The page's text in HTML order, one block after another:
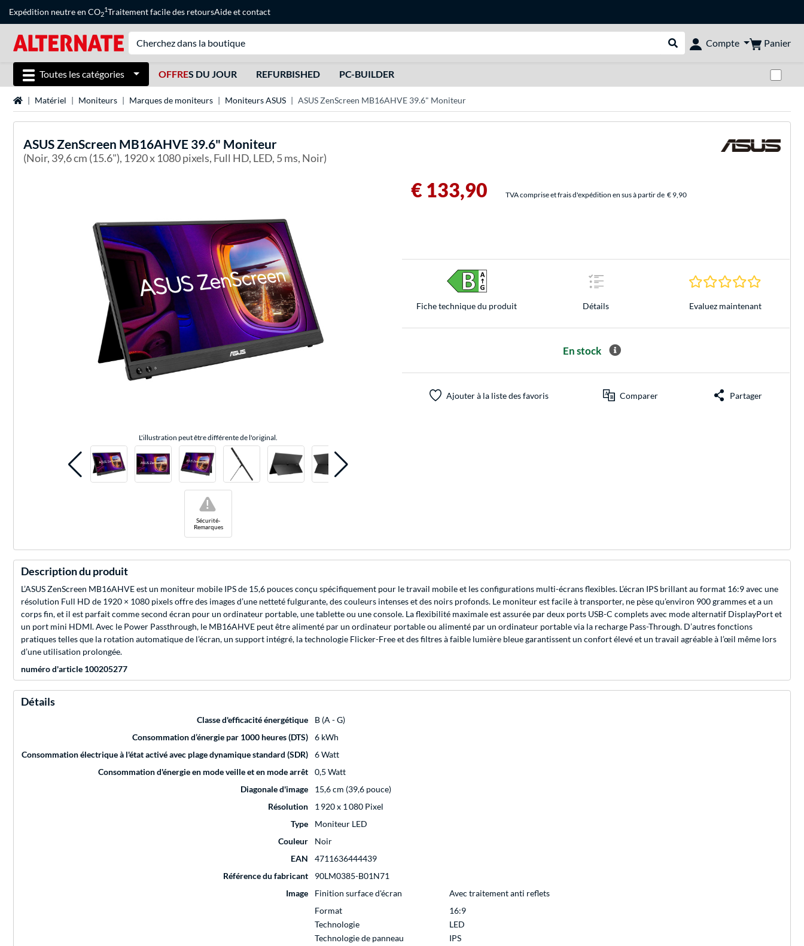
Expédition neutre en CO2
1Traitement facile des retoursAideetcontact
Rechercher dans le shop
Compte Panier
Toutes les catégories OFFRES DU JOUR REFURBISHED PC-BUILDER
Page d'accueil
Matériel Moniteurs Marques de moniteurs Moniteurs ASUS ASUS ZenScreen MB16AHVE 39.6" Moniteur
ASUSZenScreen MB16AHVE 39.6" Moniteur
(Noir, 39,6 cm (15.6"), 1920 x 1080 pixels, Full HD, LED, 5 ms, Noir)
L'illustration peut être différente de l'original.
Sécurité-
Remarques
!
€ 133,90 TVA comprise et frais d'expédition en sus à partir de € 9,90
Fiche technique du produit Détails
0.0 Étoiles
Evaluez maintenant
En stock
Ajouter à la liste des favoris Comparer Partager
Description du produit
L’ASUS ZenScreen MB16AHVE est un moniteur mobile IPS de 15,6 pouces conçu spécifiquement pour le travail mobile et les configurations multi-écrans flexibles. L’écran IPS brillant au format 16:9 avec une
résolution Full HD de 1920 × 1080 pixels offre des images d’une netteté fulgurante, des couleurs intenses et des noirs profonds. Le moniteur est facile à transporter, ne pèse qu’environ 900 grammes et a un
corps fin, et il est parfait comme second écran pour un ordinateur portable, une tablette ou une console. La flexibilité maximale est assurée par deux ports USB-C complets avec mode alternatif DisplayPort et
un port mini HDMI. Avec le Power Passthrough, le MB16AHVE peut être alimenté par un ordinateur portable ou alimenté par un ordinateur portable via la recharge Pass-Through. D’autres fonctions
pratiques telles que la rotation automatique de l’écran, un support intégré, la technologie Flicker-Free et des filtres à faible lumière bleue garantissent un confort élevé et un travail agréable à l’œil même lors
d’une utilisation prolongée.
numéro d'article 100205277
Détails
Classe d'efficacité énergétique
B (A - G)
Consommation d’énergie par 1000 heures (DTS)
6 kWh
Consommation électrique à l'état activé avec plage dynamique standard (SDR)
6 Watt
Consommation d'énergie en mode veille et en mode arrêt
0,5 Watt
Diagonale d'image
15,6 cm (39,6 pouce)
Résolution
1 920 x 1 080 Pixel
Type
Moniteur LED
Couleur
Noir
EAN
4711636444439
Référence du fabricant
90LM0385-B01N71
Image
Finition surface d'écran
Avec traitement anti reflets
Format
16:9
Technologie
LED
Technologie de panneau
IPS